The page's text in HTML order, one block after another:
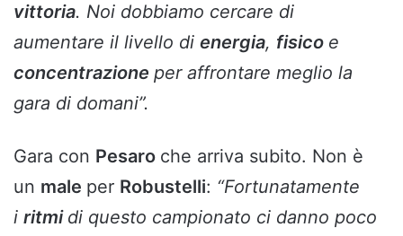
vittoria. Noi dobbiamo cercare di
aumentare il livello di energia, fisico e
concentrazione per affrontare meglio la
gara di domani”.
Gara con Pesaro che arriva subito. Non è
un male per Robustelli: “Fortunatamente
i ritmi di questo campionato ci danno poco